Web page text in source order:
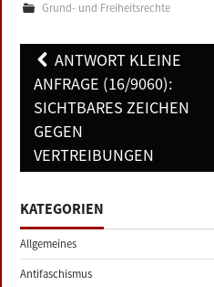
Grund- und Freiheitsrechte
Post
navigation
ANTWORT KLEINE
ANFRAGE (16/9060):
SICHTBARES ZEICHEN
GEGEN
VERTREIBUNGEN
KATEGORIEN
Allgemeines
Antifaschismus